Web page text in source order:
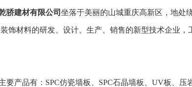
骄建材有限公司 坐落于美丽的山城重庆高新区，地处
饰材料的研发、设计、生产、销售的新型技术企业
产品有： SPC仿瓷墙板 SPC石晶墙板 UV板 压